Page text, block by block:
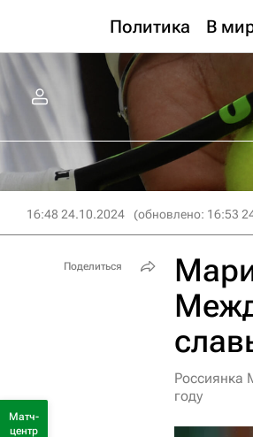
Политика В
16:48 24.10.2024 (обновлено: 16:53
Россиянка
году
Поделиться
Матч-
центр